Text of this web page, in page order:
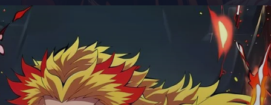
https://giaydabonghana.com/rengoku